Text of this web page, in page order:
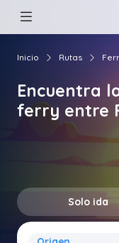
Inicio Rutas
Encuentra
ferry entre
Solo ida